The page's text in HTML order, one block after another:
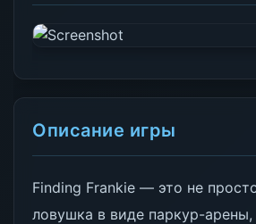
Описание игры
Finding Frankie — это не
ловушка в виде паркур-